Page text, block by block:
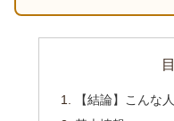
【結論】こんな